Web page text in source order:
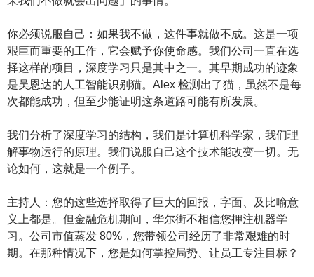
你必须说服自己：如果我不做，这件事就做不成。这是一项
艰巨而重要的工作，它会赋予你使命感。我们公司一直在选
择这样的项目，深度学习只是其中之一。其早期成功的迹象
是吴恩达的人工智能识别猫。Alex 检测出了猫，虽然不是每
次都能成功，但至少能证明这条道路可能有所发展。
我们分析了深度学习的结构，我们是计算机科学家，我们理
解事物运行的原理。我们说服自己这个技术能改变一切。无
论如何，这就是一个例子。
主持人：您的这些选择取得了巨大的回报，字面、及比喻意
义上都是。但金融危机期间，华尔街不相信您押注机器学
习。公司市值蒸发 80%，您带领公司经历了非常艰难的时
期。在那种情况下，您是如何掌控局势、让员工专注目标？